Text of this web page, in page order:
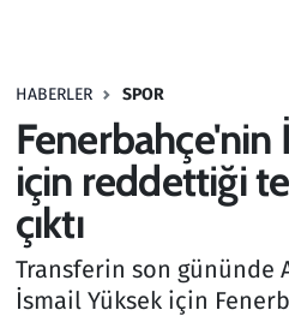
HABERLER SPOR
Fenerbahçe'nin
için reddettiği
çıktı
Transferin son gününde
İsmail Yüksek için
Haber
Kültür Sanat
Kurumsal Haberler
Lezzet Durağı